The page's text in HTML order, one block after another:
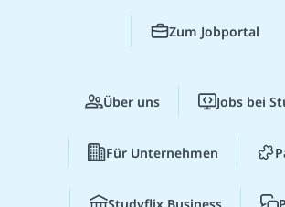
Zum Jobportal
Über uns Jobs bei
Für Unternehmen
Studyflix Business